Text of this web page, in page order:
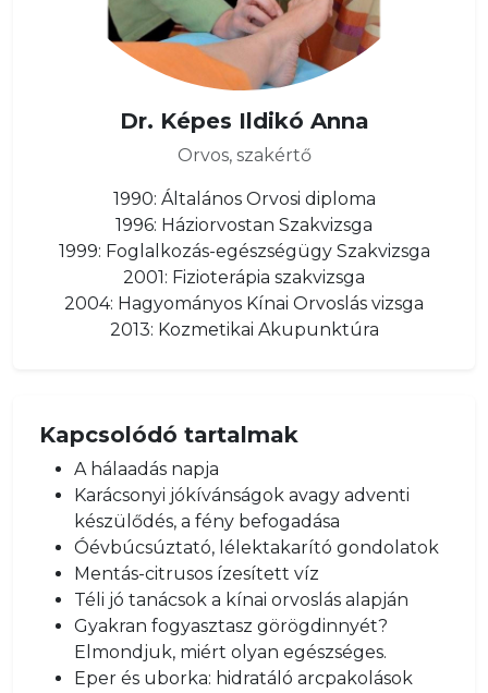
Dr. Képes Ildikó Anna
Orvos, szakértő
1990: Általános Orvosi diploma
1996: Háziorvostan Szakvizsga
1999: Foglalkozás-egészségügy Szakvizsga
2001: Fizioterápia szakvizsga
2004: Hagyományos Kínai Orvoslás vizsga
2013: Kozmetikai Akupunktúra
Kapcsolódó tartalmak
A hálaadás napja
Karácsonyi jókívánságok avagy adventi
készülődés, a fény befogadása
Óévbúcsúztató, lélektakarító gondolatok
Mentás-citrusos ízesített víz
Téli jó tanácsok a kínai orvoslás alapján
Gyakran fogyasztasz görögdinnyét?
Elmondjuk, miért olyan egészséges.
Eper és uborka: hidratáló arcpakolások